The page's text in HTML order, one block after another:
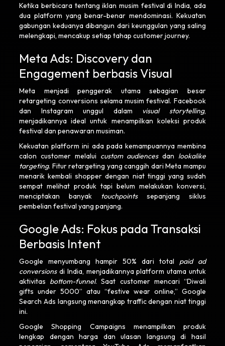
Ketika berbicara tentang iklan musim festival di India, ada
dua platform yang benar-benar mendominasi. Kekuatan
gabungan keduanya dibangun dari keunggulan yang saling
melengkapi, mencakup setiap tahap customer journey.
Meta Ads: Discovery dan
Engagement berbasis Visual
Meta menjadi penggerak utama sebagian besar
retargeting conversions selama musim festival. Facebook
dan Instagram unggul dalam
visual storytelling,
menjadikannya ideal untuk menampilkan koleksi produk
festival dan penawaran musiman.
Kekuatan platform ini ada pada kemampuannya membina
calon customer melalui custom audiencesdan lookalike
targeting. Fitur retargeting yang canggih dari Meta mampu
menarik kembali shopper dengan niat tinggi yang sudah
sempat melihat produk tapi belum melakukan konversi,
menciptakan banyak touchpointssepanjang siklus
pembelian festival yang panjang.
Google Ads: Fokus pada Transaksi
Berbasis Intent
Google menyumbang hampir 50% dari total paid ad
conversionsdi India, menjadikannya platform utama untuk
aktivitas bottom-funnel. Saat customer mencari “Diwali
gifts under 5000” atau “festive wear online,” Google
Search Ads langsung menangkap traffic dengan niat tinggi
ini.
Google Shopping Campaigns menampilkan produk
lengkap dengan harga dan ulasan langsung di hasil